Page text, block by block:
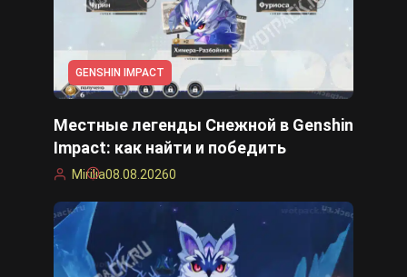
GENSHIN IMPACT
Местные легенды Снежной в Genshin
Impact: как найти и победить
Mirilia08.08.20260